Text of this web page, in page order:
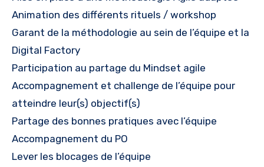
Animation des différents rituels / workshop
Garant de la méthodologie au sein de l’équipe et la
Digital Factory
Participation au partage du Mindset agile
Accompagnement et challenge de l’équipe pour
atteindre leur(s) objectif(s)
Partage des bonnes pratiques avec l’équipe
Accompagnement du PO
Lever les blocages de l’équipe